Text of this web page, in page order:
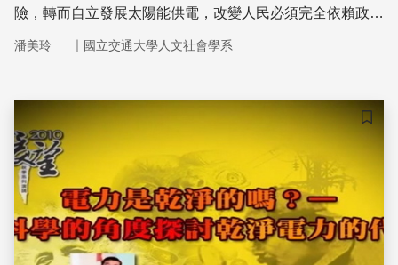
險，轉而自立發展太陽能供電，改變人民必須完全依賴政府
永續能源的效果。
潘美玲 ｜ 國立交通大學人文社會學系
儲存